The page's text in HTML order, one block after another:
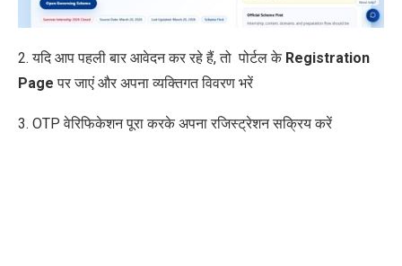
2. यदि आप पहली बार आवेदन कर रहे हैं, तो पोर्टल के Registration
Page पर जाएंऔर अपना व्यक्तिगत विवरण भरें
3. OTP वेरिफिकेशन पूरा करके अपना रजिस्ट्रेशन सक्रिय करें